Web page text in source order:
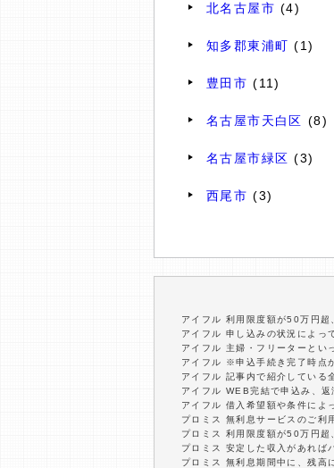
北名古屋市 (4)
知多郡東浦町 (1)
豊田市 (11)
名古屋市天白区 (8)
名古屋市緑区 (3)
西尾市 (3)
アイフル 利用限度額が50万円
アイフル 申し込みの状況によっ
アイフル 主婦・フリーターとい
アイフル ※申込手続き完了時点
アイフル 記事内で紹介している
アイフル WEB完結で申込み、返
アイフル 借入希望額や条件によ
プロミス 無利息サービスのご利
プロミス 利用限度額が50万円
プロミス 安定した収入があれば
プロミス 無利息期間中に、残高